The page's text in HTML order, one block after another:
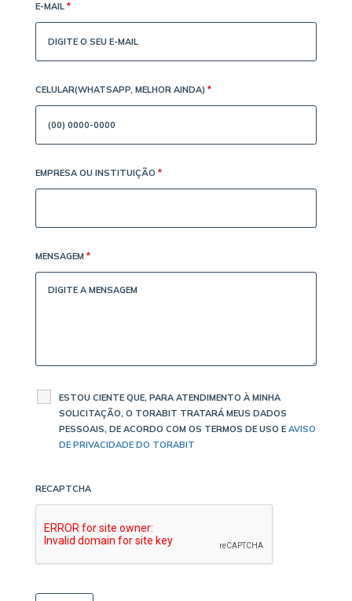
E-MAIL *
CELULAR(WHATSAPP, MELHOR AINDA) *
EMPRESA OU INSTITUIÇÃO *
MENSAGEM *
ESTOU CIENTE QUE, PARA ATENDIMENTO À MINHA
SOLICITAÇÃO, O TORABIT TRATARÁ MEUS DADOS
PESSOAIS, DE ACORDO COM OS TERMOS DE USO E AVISO
DE PRIVACIDADE DO TORABIT
RECAPTCHA